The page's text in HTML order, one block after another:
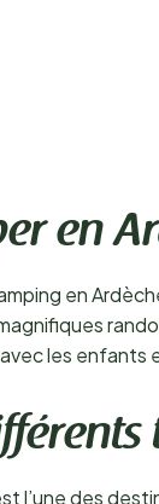
en
en
les enfants
l’une des